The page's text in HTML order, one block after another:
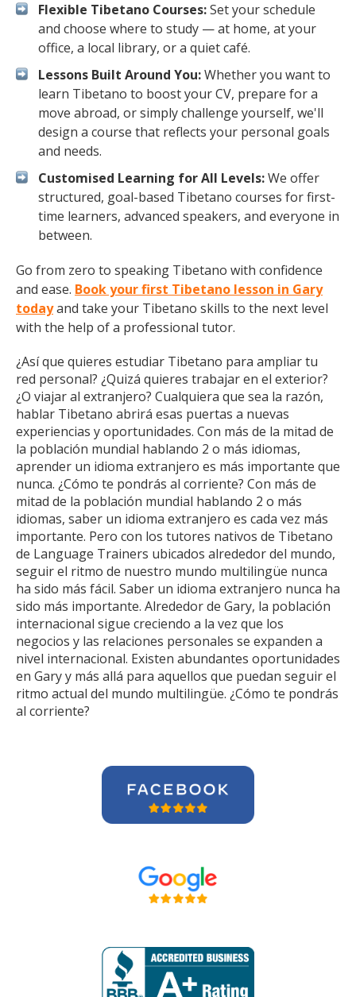
Flexible Tibetano Courses:Set your schedule
and choose where to study — at home, at your
office, a local library, or a quiet café.
Lessons Built Around You:Whether you want to
learn Tibetano to boost your CV, prepare for a
move abroad, or simply challenge yourself, we'll
design a course that reflects your personal goals
and needs.
Customised Learning for All Levels:We offer
structured, goal-based Tibetano courses for first-
time learners, advanced speakers, and everyone in
between.
Go from zero to speaking Tibetano with confidence
and ease. Book your first Tibetano lesson in Gary
todayand take your Tibetano skills to the next level
with the help of a professional tutor.
¿Así que quieres estudiar Tibetano para ampliar tu
red personal? ¿Quizá quieres trabajar en el exterior?
¿O viajar al extranjero? Cualquiera que sea la razón,
hablar Tibetano abrirá esas puertas a nuevas
experiencias y oportunidades. Con más de la mitad de
la población mundial hablando 2 o más idiomas,
aprender un idioma extranjero es más importante que
nunca. ¿Cómo te pondrás al corriente? Con más de
mitad de la población mundial hablando 2 o más
idiomas, saber un idioma extranjero es cada vez más
importante. Pero con los tutores nativos de Tibetano
de Language Trainers ubicados alrededor del mundo,
seguir el ritmo de nuestro mundo multilingüe nunca
ha sido más fácil. Saber un idioma extranjero nunca ha
sido más importante. Alrededor de Gary, la población
internacional sigue creciendo a la vez que los
negocios y las relaciones personales se expanden a
nivel internacional. Existen abundantes oportunidades
en Gary y más allá para aquellos que puedan seguir el
ritmo actual del mundo multilingüe. ¿Cómo te pondrás
al corriente?